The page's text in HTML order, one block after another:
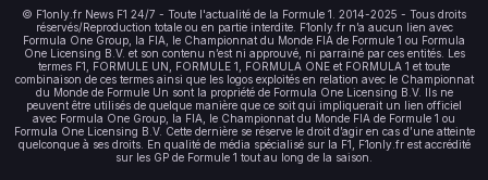
© F1only.fr News F1 24/7 - Toute l'actualité de la Formule 1. 2014-2025 - Tous droits
réservés/Reproduction totale ou en partie interdite. F1only.fr n’a aucun lien avec
Formula One Group, la FIA, le Championnat du Monde FIA de Formule 1 ou Formula
One Licensing B.V. et son contenu n’est ni approuvé, ni parrainé par ces entités. Les
termes F1, FORMULE UN, FORMULE 1, FORMULA ONE et FORMULA 1 et toute
combinaison de ces termes ainsi que les logos exploités en relation avec le Championnat
du Monde de Formule Un sont la propriété de Formula One Licensing B.V. Ils ne
peuvent être utilisés de quelque manière que ce soit qui impliquerait un lien officiel
avec Formula One Group, la FIA, le Championnat du Monde FIA de Formule 1 ou
Formula One Licensing B.V. Cette dernière se réserve le droit d’agir en cas d’une atteinte
quelconque à ses droits. En qualité de média spécialisé sur la F1, F1only.fr est accrédité
sur les GP de Formule 1 tout au long de la saison.